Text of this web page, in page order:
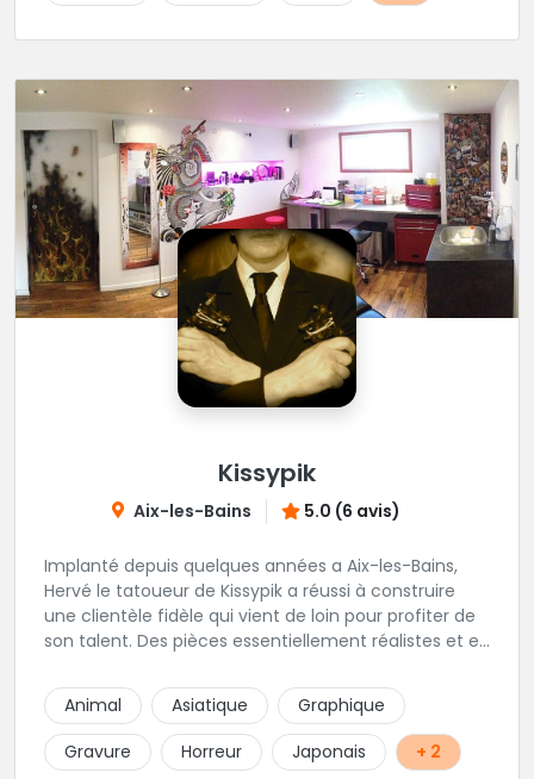
Kissypik
Aix-les-Bains 5.0 (6 avis)
Implanté depuis quelques années a Aix-les-Bains,
Hervé le tatoueur de Kissypik a réussi à construire
une clientèle fidèle qui vient de loin pour profiter de
son talent. Des pièces essentiellement réalistes et en
pas l'adresse? C'est normal, Hervé préfère que vous
l'appeliez avant de passer au studio... pour éviter les
moment de rush. Une adresse secrète donc...mais
excellente.
Animal Asiatique
Graphique
Gravure
Horreur Japonais + 2